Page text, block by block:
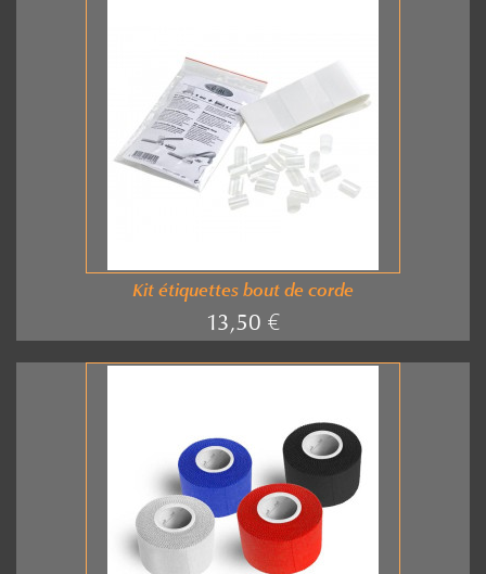
Kit étiquettes bout de corde
13,50 €